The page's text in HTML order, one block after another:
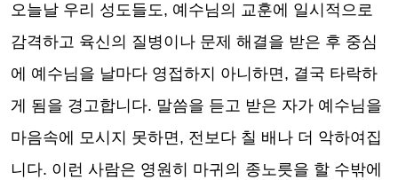
오늘날 우리 성도들도, 예수님의 교훈에 일시적으로
감격하고 육신의 질병이나 문제 해결을 받은 후 중심
에 예수님을 날마다 영접하지 아니하면, 결국 타락하
게 됨을 경고합니다. 말씀을 듣고 받은 자가 예수님을
마음속에 모시지 못하면, 전보다 칠 배나 더 악하여집
니다. 이런 사람은 영원히 마귀의 종노릇을 할 수밖에